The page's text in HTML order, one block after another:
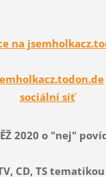
na
sociální síť
2020 o "nej"
CD, TS tematikou